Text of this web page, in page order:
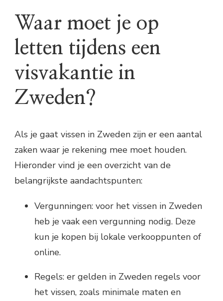
Waar moet je op
letten tijdens een
visvakantie in
Zweden?
Als je gaat vissen in Zweden zijn er een aantal
zaken waar je rekening mee moet houden.
Hieronder vind je een overzicht van de
belangrijkste aandachtspunten:
Vergunningen: voor het vissen in Zweden
heb je vaak een vergunning nodig. Deze
kun je kopen bij lokale verkooppunten of
online.
Regels: er gelden in Zweden regels voor
het vissen, zoals minimale maten en